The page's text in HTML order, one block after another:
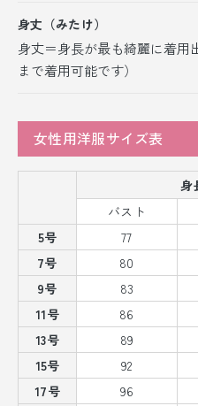
身丈（みたけ）
身丈＝身長が最も綺麗に着用
まで着用可能です）
女性用洋服サイズ表
身
バスト
5号
77
7号
80
9号
83
11号
86
13号
89
15号
92
17号
96